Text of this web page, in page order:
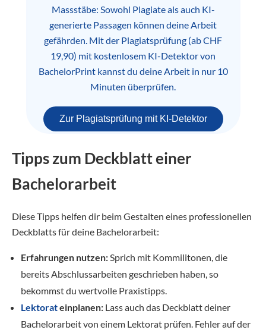
Massstäbe: Sowohl Plagiate als auch KI-
generierte Passagen können deine Arbeit
gefährden. Mit der Plagiatsprüfung (ab CHF
19,90) mit kostenlosem KI-Detektor von
BachelorPrint kannst du deine Arbeit in nur 10
Minuten überprüfen.
Zur Plagiatsprüfung mit KI-Detektor
Tipps zum Deckblatt einer
Bachelorarbeit
Diese Tipps helfen dir beim Gestalten eines professionellen
Deckblatts für deine Bachelorarbeit:
Erfahrungen nutzen: Sprich mit Kommilitonen, die
bereits Abschlussarbeiten geschrieben haben, so
bekommst du wertvolle Praxistipps.
Lektorateinplanen: Lass auch das Deckblatt deiner
Bachelorarbeit von einem Lektorat prüfen. Fehler auf der